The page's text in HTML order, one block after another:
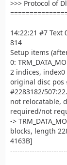
>>> Protocol of
14:22:21 #7
814
Setup items
0:
2 indices,
original disc pos
#2283182/
not relocatable,
required/not
->
blocks, length
4163B]